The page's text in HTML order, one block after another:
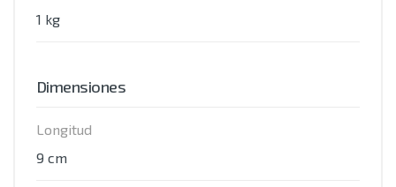
1 kg
Dimensiones
Longitud
9 cm